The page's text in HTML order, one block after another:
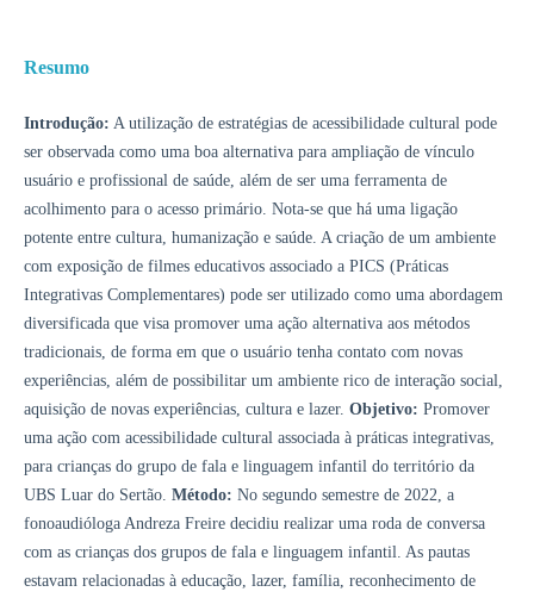
Resumo
Introdução: A utilização de estratégias de acessibilidade cultural pode
ser observada como uma boa alternativa para ampliação de vínculo
usuário e profissional de saúde, além de ser uma ferramenta de
acolhimento para o acesso primário. Nota-se que há uma ligação
potente entre cultura, humanização e saúde. A criação de um ambiente
com exposição de filmes educativos associado a PICS (Práticas
Integrativas Complementares) pode ser utilizado como uma abordagem
diversificada que visa promover uma ação alternativa aos métodos
tradicionais, de forma em que o usuário tenha contato com novas
experiências, além de possibilitar um ambiente rico de interação social,
aquisição de novas experiências, cultura e lazer. Objetivo: Promover
uma ação com acessibilidade cultural associada à práticas integrativas,
para crianças do grupo de fala e linguagem infantil do território da
UBS Luar do Sertão. Método: No segundo semestre de 2022, a
fonoaudióloga Andreza Freire decidiu realizar uma roda de conversa
com as crianças dos grupos de fala e linguagem infantil. As pautas
estavam relacionadas à educação, lazer, família, reconhecimento de